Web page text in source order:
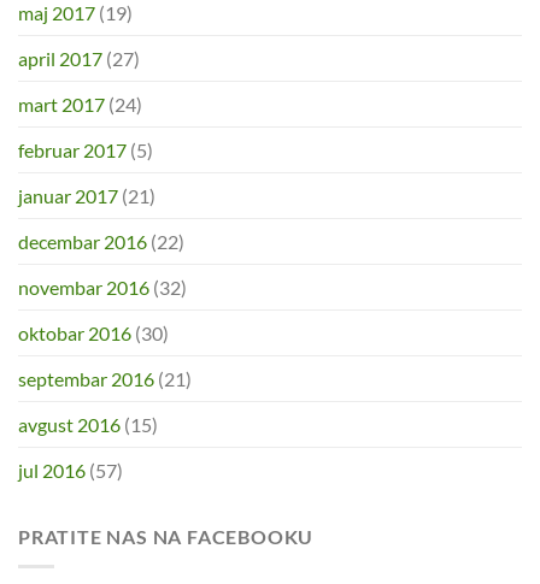
maj 2017 (19)
april 2017 (27)
mart 2017 (24)
februar 2017 (5)
januar 2017 (21)
decembar 2016 (22)
novembar 2016 (32)
oktobar 2016 (30)
septembar 2016 (21)
avgust 2016 (15)
jul 2016 (57)
PRATITE NAS NA FACEBOOKU